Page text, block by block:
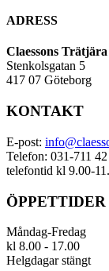
ADRESS
Claessons
Stenkolsgatan 5
417 07 Göteborg
KONTAKT
E-post:
Telefon: 031-711
telefontid kl 9.00-
ÖPPETTIDER
Måndag-Fredag
kl 8.00 - 17.00
Helgdagar stängt